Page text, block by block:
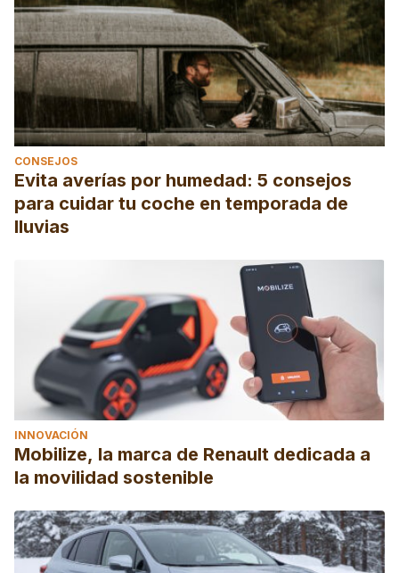
CONSEJOS
Evita averías por humedad: 5 consejos
para cuidar tu coche en temporada de
lluvias
INNOVACIÓN
Mobilize, la marca de Renault dedicada a
la movilidad sostenible